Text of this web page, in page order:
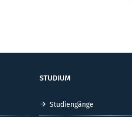
STUDIUM
Studiengänge